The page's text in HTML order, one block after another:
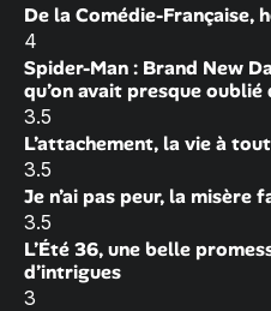
De la Comédie-Française,
4
Spider-Man : Brand New
qu’on avait presque oublié
3.5
L’attachement, la vie à
3.5
Je n’ai pas peur, la misère
3.5
L’Été 36, une belle
d’intrigues
3